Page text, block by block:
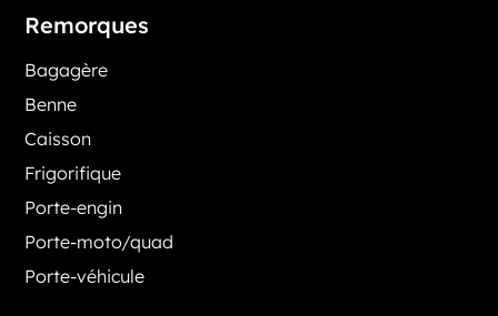
Remorques
Bagagère
Benne
Caisson
Frigorifique
Porte-engin
Porte-moto/quad
Porte-véhicule